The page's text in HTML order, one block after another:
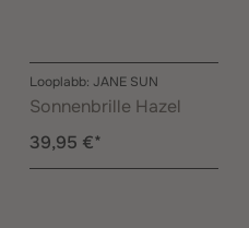
Looplabb: JANE SUN
Sonnenbrille Hazel
39,95 €*